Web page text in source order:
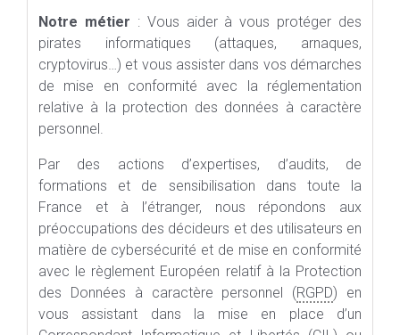
Notre métier : Vous aider à vous protéger des
pirates informatiques (attaques, arnaques,
cryptovirus…) et vous assister dans vos démarches
de mise en conformité avec la réglementation
relative à la protection des données à caractère
personnel.
Par des actions d’expertises, d’audits, de
formations et de sensibilisation dans toute la
France et à l’étranger, nous répondons aux
préoccupations des décideurs et des utilisateurs en
matière de cybersécurité et de mise en conformité
avec le règlement Européen relatif à la Protection
des Données à caractère personnel (RGPD) en
vous assistant dans la mise en place d’un